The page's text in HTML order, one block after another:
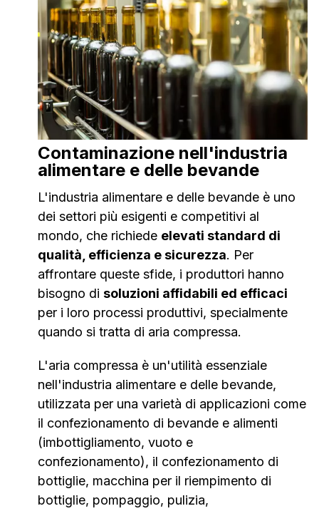
Contaminazione nell'industria
alimentare e delle bevande
L'industria alimentare e delle bevande è uno
dei settori più esigenti e competitivi al
mondo, che richiede elevati standard di
qualità, efficienza e sicurezza. Per
affrontare queste sfide, i produttori hanno
bisogno disoluzioni affidabili ed efficaci
per i loro processi produttivi, specialmente
quando si tratta di aria compressa.
L'aria compressa è un'utilità essenziale
nell'industria alimentare e delle bevande,
utilizzata per una varietà di applicazioni come
il confezionamento di bevande e alimenti
(imbottigliamento, vuoto e
confezionamento), il confezionamento di
bottiglie, macchina per il riempimento di
bottiglie, pompaggio, pulizia,